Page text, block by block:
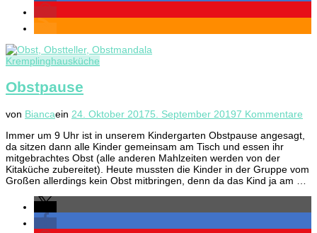
Kremplinghausküche
Obstpause
von Biancaein 24. Oktober 20175. September 20197 Kommentare
Immer um 9 Uhr ist in unserem Kindergarten Obstpause angesagt,
da sitzen dann alle Kinder gemeinsam am Tisch und essen ihr
mitgebrachtes Obst (alle anderen Mahlzeiten werden von der
Kitaküche zubereitet). Heute mussten die Kinder in der Gruppe vom
Großen allerdings kein Obst mitbringen, denn da das Kind ja am …